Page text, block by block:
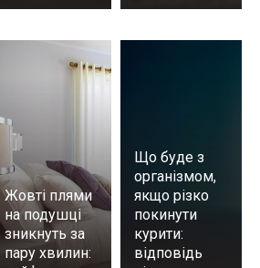
Жовті плями
на подушці
зникнуть за
пару хвилин:
Що буде з
організмом,
якщо різко
покинути
курити:
відповідь